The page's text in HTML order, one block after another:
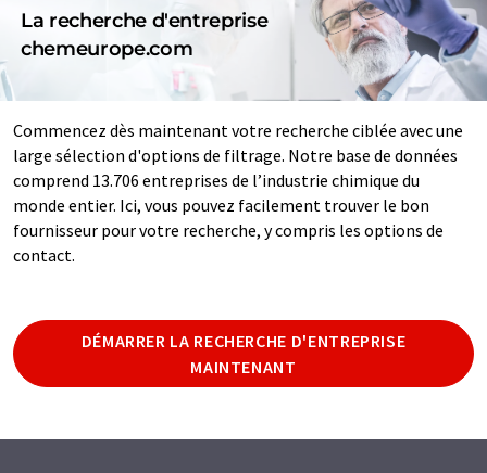
La recherche d'entreprise
chemeurope.com
Commencez dès maintenant votre recherche ciblée avec une
large sélection d'options de filtrage. Notre base de données
comprend 13.706 entreprises de l’industrie chimique du
monde entier. Ici, vous pouvez facilement trouver le bon
fournisseur pour votre recherche, y compris les options de
contact.
DÉMARRER LA RECHERCHE D'ENTREPRISE
MAINTENANT